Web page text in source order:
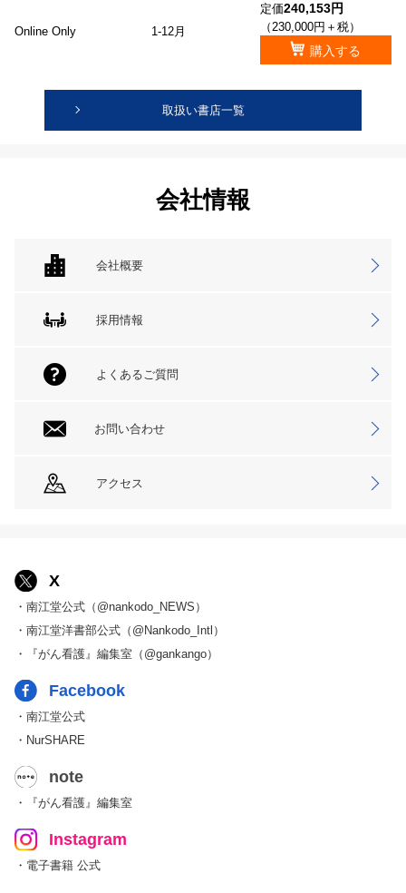
Online Only 1-12月
定価240,153円
（230,000円＋税）
購入する
取扱い書店一覧
会社情報
会社概要
採用情報
よくあるご質問
お問い合わせ
アクセス
X
・南江堂公式（@nankodo_NEWS）
・南江堂洋書部公式（@Nankodo_Intl）
・『がん看護』編集室（@gankango）
Facebook
・南江堂公式
・NurSHARE
note
・『がん看護』編集室
Instagram
・電子書籍 公式